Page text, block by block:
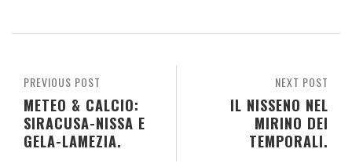
NEXT POST
IL NISSENO NEL
MIRINO DEI
TEMPORALI.
PREVIOUS POST
METEO & CALCIO:
SIRACUSA-NISSA E
GELA-LAMEZIA.